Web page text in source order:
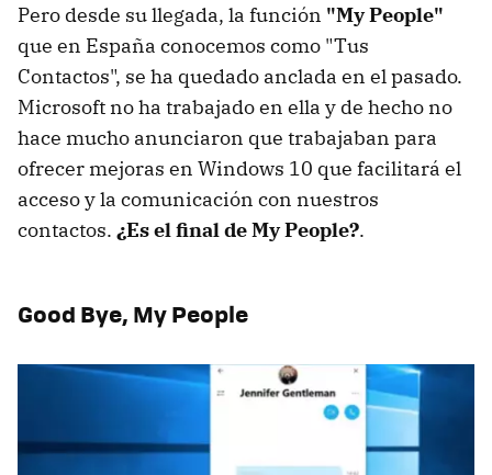
Pero desde su llegada, la función "My People"
que en España conocemos como "Tus
Contactos", se ha quedado anclada en el pasado.
Microsoft no ha trabajado en ella y de hecho no
hace mucho anunciaron que trabajaban para
ofrecer mejoras en Windows 10 que facilitará el
acceso y la comunicación con nuestros
contactos. ¿Es el final de My People?.
Good Bye, My People